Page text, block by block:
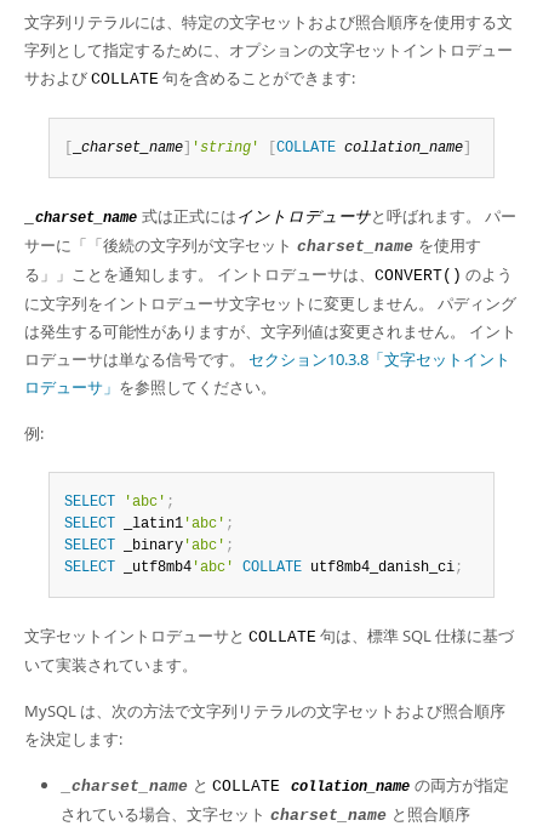
文字列リテラルには、特定の文字セットおよび照合順序を使用する文
字列として指定するために、オプションの文字セットイントロデュー
サおよび COLLATE 句を含めることができます:
charset_name 'string ' COLLATE collation_name
charset_name 式は正式にはイントロデューサと呼ばれます。 パー
サーに 「 「後続の文字列が文字セット charset_name を使用す
る」
」 ことを通知します。 イントロデューサは、 CONVERT() のよう
に文字列をイントロデューサ文字セットに変更しません。 パディング
は発生する可能性がありますが、文字列値は変更されません。 イント
ロデューサは単なる信号です。 セクション10.3.8「文字セットイント
ロデューサ」 を参照してください。
例:
SELECT 'abc' ;
SELECT
_latin1 'abc' ;
SELECT
_binary 'abc' ;
SELECT
_utf8mb4 'abc' COLLATE utf8mb4_danish_ci;
文字セットイントロデューサと COLLATE 句は、標準 SQL 仕様に基づ
いて実装されています。
MySQL は、次の方法で文字列リテラルの文字セットおよび照合順序
を決定します:
_charset_name と COLLATE collation_name の両方が指定
されている場合、文字セット charset_name と照合順序